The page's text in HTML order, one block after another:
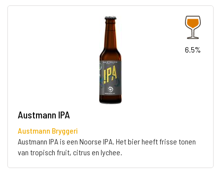
6.5%
Austmann IPA
Austmann Bryggeri
Austmann IPA is een Noorse IPA. Het bier heeft frisse tonen
van tropisch fruit, citrus en lychee.